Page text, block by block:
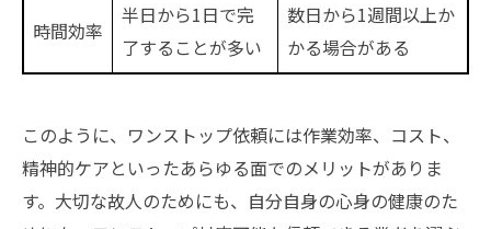
時間効率
半日から1日で完
了することが多い
数日から1週間以上か
かる場合がある
このように、ワンストップ依頼には作業効率、コスト、
精神的ケアといったあらゆる面でのメリットがありま
す。大切な故人のためにも、自分自身の心身の健康のた